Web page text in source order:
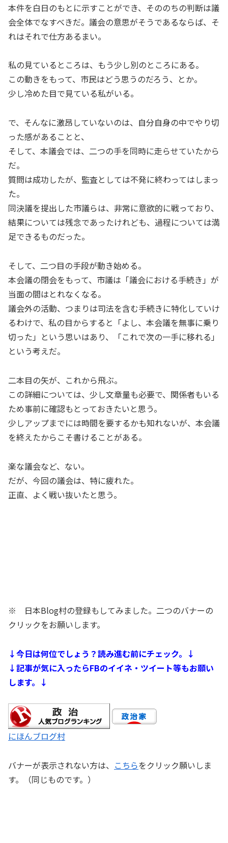
本件を白日のもとに示すことができ、そののちの判断は議
会全体でなすべきだ。議会の意思がそうであるならば、そ
れはそれで仕方あるまい。
私の見ているところは、もう少し別のところにある。
この動きをもって、市民はどう思うのだろう、とか。
少し冷めた目で見ている私がいる。
で、そんなに激昂していないのは、自分自身の中でやり切
った感があることと、
そして、本議会では、二つの手を同時に走らせていたから
だ。
質問は成功したが、監査としては不発に終わってはしまっ
た。
同決議を提出した市議らは、非常に意欲的に戦っており、
結果については残念であったけれども、過程については満
足できるものだった。
そして、二つ目の手段が動き始める。
本会議の閉会をもって、市議は「議会における手続き」が
当面の間はとれなくなる。
議会外の活動、つまりは司法を含む手続きに特化していけ
るわけで、私の目からすると「よし、本会議を無事に乗り
切った」という思いはあり、「これで次の一手に移れる」
という考えだ。
二本目の矢が、これから飛ぶ。
この詳細については、少し文章量も必要で、関係者もいる
ため事前に確認もとっておきたいと思う。
少しアップまでには時間を要するかも知れないが、本会議
を終えたからこそ書けることがある。
楽な議会など、ない。
だが、今回の議会は、特に疲れた。
正直、よく戦い抜いたと思う。
※ 日本Blog村の登録もしてみました。二つのバナーの
クリックをお願いします。
↓今日は何位でしょう？読み進む前にチェック。↓
↓記事が気に入ったらFBのイイネ・ツイート等もお願い
します。↓
にほんブログ村
バナーが表示されない方は、 こちらをクリック願いしま
す。（同じものです。）